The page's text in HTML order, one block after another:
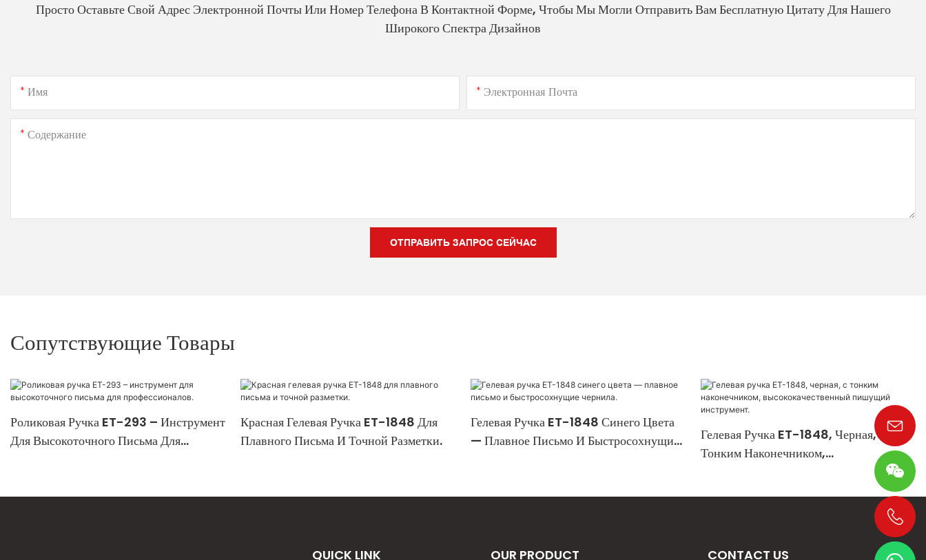
Просто Оставьте Свой Адрес Электронной Почты Или Номер Телефона В Контактной Форме, Чтобы Мы Могли Отправить Вам Бесплатную Цитату Для Нашего
Широкого Спектра Дизайнов
Имя Электронная Почта
Содержание
ОТПРАВИТЬ ЗАПРОС СЕЙЧАС
Сопутствующие Товары
Роликовая Ручка ET-293 – Инструмент
Для Высокоточного Письма Для
Красная Гелевая Ручка ET-1848 Для
Плавного Письма И Точной Разметки.
Гелевая Ручка ET-1848 Синего Цвета
— Плавное Письмо И Быстросохнущие
Гелевая Ручка ET-1848, Черная, С
Тонким Наконечником,
QUICK LINK OUR PRODUCT CONTACT US